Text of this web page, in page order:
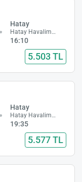
Hatay
Hatay Havalimanı
16:10
5.503 TL
Hatay
Hatay Havalimanı
19:35
5.577 TL